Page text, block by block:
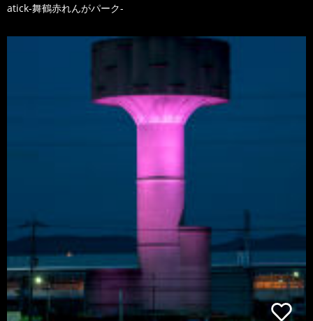
atick-舞鶴赤れんがパーク-